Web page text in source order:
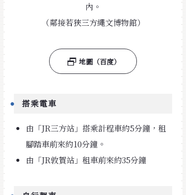
內。
（鄰接若狹三方繩文博物館）
地圖（百度）
搭乘電車
由「JR三方站」搭乘計程車約5分鐘，租
腳踏車前來約10分鐘。
由「JR敦賀站」租車前來約35分鐘